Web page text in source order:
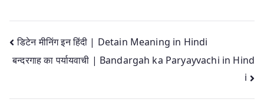
Post
navigation
डिटेन मीनिंग इन हिंदी | Detain Meaning in Hindi
बन्दरगाह का पर्यायवाची | Bandargah ka Paryayvachi in Hind
i